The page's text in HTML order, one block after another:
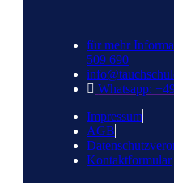
für mehr
509 690
Whatsapp:
Impressum
AGB
Kontaktformular